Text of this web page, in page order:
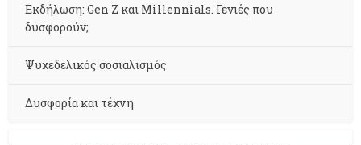
Εκδήλωση: Gen Z και Millennials. Γενιές που
δυσφορούν;
Ψυχεδελικός σοσιαλισμός
Δυσφορία και τέχνη